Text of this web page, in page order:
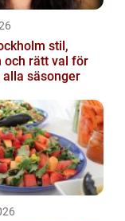
stil,
och rätt val för
alla säsonger